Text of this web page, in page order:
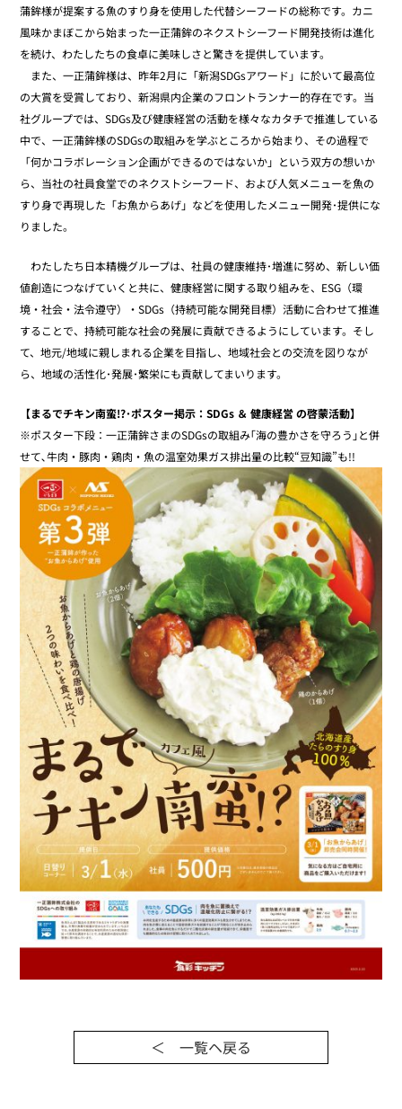
蒲鉾様が提案する魚のすり身を使用した代替シーフードの総称です。カニ
風味かまぼこから始まった一正蒲鉾のネクストシーフード開発技術は進化
を続け、わたしたちの食卓に美味しさと驚きを提供しています。
また、一正蒲鉾様は、昨年2月に「新潟SDGsアワード」に於いて最高位
の大賞を受賞しており、新潟県内企業のフロントランナー的存在です。当
社グループでは、SDGs及び健康経営の活動を様々なカタチで推進している
中で、一正蒲鉾様のSDGsの取組みを学ぶところから始まり、その過程で
「何かコラボレーション企画ができるのではないか」という双方の想いか
ら、当社の社員食堂でのネクストシーフード、および人気メニューを魚の
すり身で再現した「お魚からあげ」などを使用したメニュー開発･提供にな
りました。
わたしたち日本精機グループは、社員の健康維持･増進に努め、新しい価
値創造につなげていくと共に、健康経営に関する取り組みを、ESG（環
境・社会・法令遵守）・SDGs（持続可能な開発目標）活動に合わせて推進
することで、持続可能な社会の発展に貢献できるようにしています。そし
て、地元/地域に親しまれる企業を目指し、地域社会との交流を図りなが
ら、地域の活性化･発展･繁栄にも貢献してまいります。
【まるでチキン南蛮!?･ポスター掲示：SDGs ＆ 健康経営 の啓蒙活動】
※ポスター下段：一正蒲鉾さまのSDGsの取組み｢海の豊かさを守ろう｣と併
せて､牛肉・豚肉・鶏肉・魚の温室効果ガス排出量の比較“豆知識”も!!
＜ 一覧ヘ戻る